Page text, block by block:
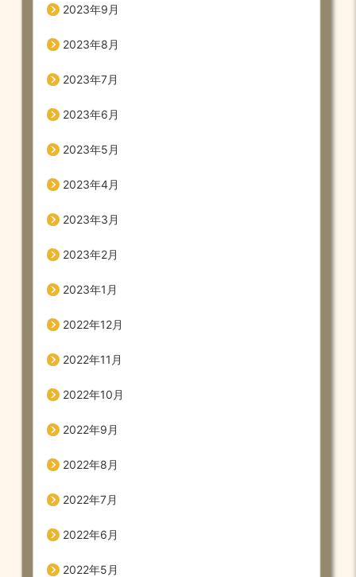
2023年9月
2023年8月
2023年7月
2023年6月
2023年5月
2023年4月
2023年3月
2023年2月
2023年1月
2022年12月
2022年11月
2022年10月
2022年9月
2022年8月
2022年7月
2022年6月
2022年5月